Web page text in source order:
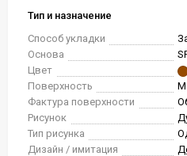
Тип и назначение
Способ укладки
Основа
Цвет
Поверхность
Фактура поверхности
Рисунок
Тип рисунка
Дизайн / имитация